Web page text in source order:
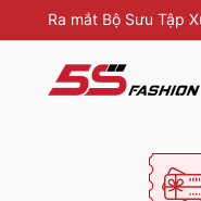
Ra mắt Bộ Sưu Tập